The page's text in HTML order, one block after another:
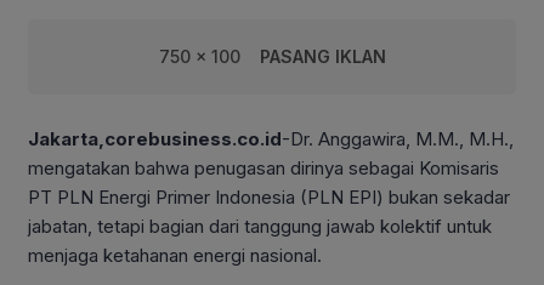
750 x 100 PASANG IKLAN
Jakarta,corebusiness.co.id-Dr. Anggawira, M.M., M.H.,
mengatakan bahwa penugasan dirinya sebagai Komisaris
PT PLN Energi Primer Indonesia (PLN EPI) bukan sekadar
jabatan, tetapi bagian dari tanggung jawab kolektif untuk
menjaga ketahanan energi nasional.